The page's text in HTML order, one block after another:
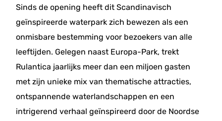
Sinds de opening heeft dit Scandinavisch
geïnspireerde waterpark zich bewezen als een
onmisbare bestemming voor bezoekers van alle
leeftijden. Gelegen naast Europa-Park, trekt
Rulantica jaarlijks meer dan een miljoen gasten
met zijn unieke mix van thematische attracties,
ontspannende waterlandschappen en een
intrigerend verhaal geïnspireerd door de Noordse